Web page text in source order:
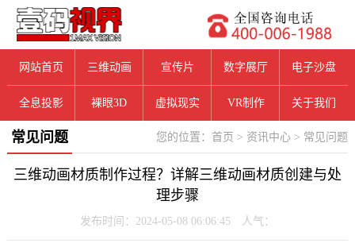
网站首页 三维动画 宣传片 数字展厅 电子沙盘
全息投影 裸眼3D 虚拟现实 VR制作 关于我们
您的位置： 首页 > 资讯中心 > 常见问题
常见问题
三维动画材质制作过程？详解三维动画材质创建与处
理步骤
发布时间：2024-05-08 06:06:45 人气：